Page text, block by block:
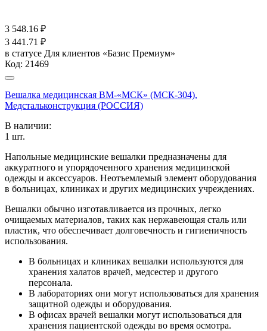
3 548.16 ₽
3 441.71 ₽
в статусе Для клиентов «Базис Премиум»
Код: 21469
Вешалка медицинская ВМ-«МСК» (МСК-304),
Медстальконструкция (РОССИЯ)
В наличии:
1 шт.
Напольные медицинские вешалки предназначены для
аккуратного и упорядоченного хранения медицинской
одежды и аксессуаров. Неотъемлемый элемент оборудования
в больницах, клиниках и других медицинских учреждениях.
Вешалки обычно изготавливается из прочных, легко
очищаемых материалов, таких как нержавеющая сталь или
пластик, что обеспечивает долговечность и гигиеничность
использования.
В больницах и клиниках вешалки используются для
хранения халатов врачей, медсестер и другого
персонала.
В лабораториях они могут использоваться для хранения
защитной одежды и оборудования.
В офисах врачей вешалки могут использоваться для
хранения пациентской одежды во время осмотра.